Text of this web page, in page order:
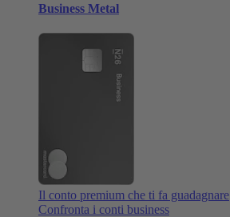
Business Metal
Il conto premium che ti fa guadagnare
Confronta i conti business